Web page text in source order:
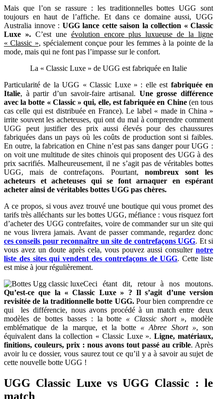
Mais que l’on se rassure : les traditionnelles bottes UGG sont
toujours en haut de l’affiche. Et dans ce domaine aussi, UGG
Australia innove : UGG lance cette saison la collection « Classic
Luxe ».C’est une évolution encore plus luxueuse de la ligne
« Classic », spécialement conçue pour les femmes à la pointe de la
mode, mais qui ne font pas l’impasse sur le confort.
La « Classic Luxe » de UGG est fabriquée en Italie
Particularité de la UGG « Classic Luxe » : elle est fabriquée en
Italie, à partir d’un savoir-faire artisanal. Une grosse différence
avec la botte « Classic » qui, elle, est fabriquée en Chine(en tous
cas celle qui est distribuée en France). Le label « made in China »
irrite souvent les acheteuses, qui ont du mal à comprendre comment
UGG peut justifier des prix aussi élevés pour des chaussures
fabriquées dans un pays où les coûts de production sont si faibles.
En outre, la fabrication en Chine n’est pas sans danger pour UGG :
on voit une multitude de sites chinois qui proposent des UGG à des
prix sacrifiés. Malheureusement, il ne s’agit pas de véritables bottes
UGG, mais de contrefaçons. Pourtant, nombreux sont les
acheteurs et acheteuses qui se font arnaquer en espérant
acheter ainsi de véritables bottes UGG pas chères.
A ce propos, si vous avez trouvé une boutique qui vous promet des
tarifs très alléchants sur les bottes UGG, méfiance : vous risquez fort
d’acheter des UGG contrefaites, voire de commander sur un site qui
ne vous livrera jamais. Avant de passer commande, regardez donc
ces conseils pour reconnaître un site de contrefaçons UGG. Et si
vous avez un doute après cela, vous pouvez aussi consulter notre
liste des sites qui vendent des contrefaçons de UGG. Cette liste
est mise à jour régulièrement.
Ceci étant dit, retour à nos moutons.
Qu’est-ce que la « Classic Luxe » ? Il s’agit d’une version
revisitée de la traditionnelle botte UGG.Pour bien comprendre ce
qui les différencie, nous avons procédé à un match entre deux
modèles de bottes basses : la botte « Classic short », modèle
emblématique de la marque, et la botte « Abree Short », son
équivalent dans la collection « Classic Luxe ».Ligne, matériaux,
finitions, couleurs, prix : nous avons tout passé au crible. Après
avoir lu ce dossier, vous saurez tout ce qu’il y a à savoir au sujet de
cette nouvelle botte UGG !
UGG Classic Luxe vs UGG Classic : le
match